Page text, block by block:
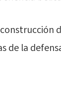
de la